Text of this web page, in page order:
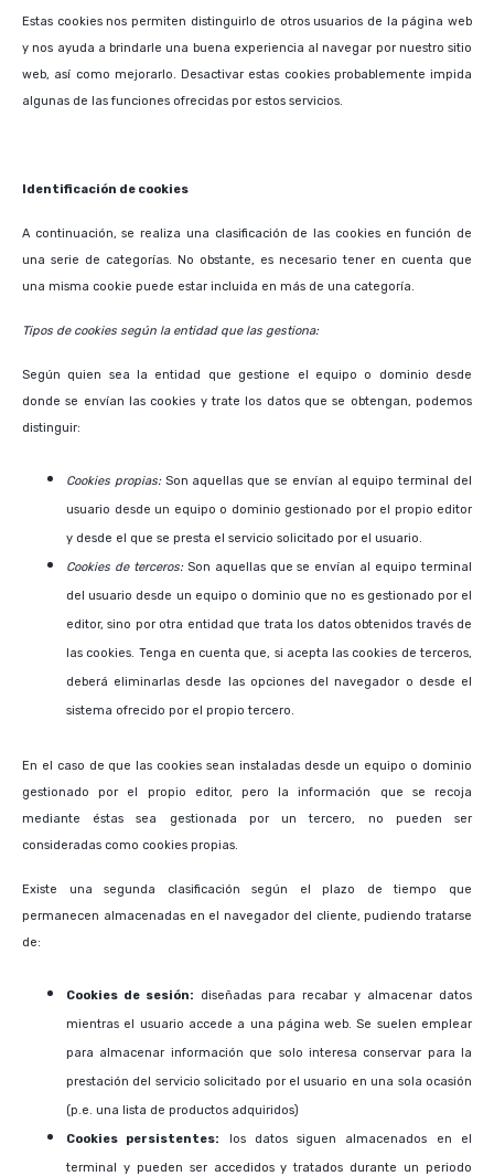
Estas cookies nos permiten distinguirlo de otros usuarios de la página web
y nos ayuda a brindarle una buena experiencia al navegar por nuestro sitio
web, así como mejorarlo. Desactivar estas cookies probablemente impida
algunas de las funciones ofrecidas por estos servicios.
Identificación de cookies
A continuación, se realiza una clasificación de las cookies en función de
una serie de categorías. No obstante, es necesario tener en cuenta que
una misma cookie puede estar incluida en más de una categoría.
Tipos de cookies según la entidad que las gestiona:
Según quien sea la entidad que gestione el equipo o dominio desde
donde se envían las cookies y trate los datos que se obtengan, podemos
distinguir:
Cookies propias:Son aquellas que se envían al equipo terminal del
usuario desde un equipo o dominio gestionado por el propio editor
y desde el que se presta el servicio solicitado por el usuario.
Cookies de terceros:Son aquellas que se envían al equipo terminal
del usuario desde un equipo o dominio que no es gestionado por el
editor, sino por otra entidad que trata los datos obtenidos través de
las cookies. Tenga en cuenta que, si acepta las cookies de terceros,
deberá eliminarlas desde las opciones del navegador o desde el
sistema ofrecido por el propio tercero.
En el caso de que las cookies sean instaladas desde un equipo o dominio
gestionado por el propio editor, pero la información que se recoja
mediante éstas sea gestionada por un tercero, no pueden ser
consideradas como cookies propias.
Existe una segunda clasificación según el plazo de tiempo que
permanecen almacenadas en el navegador del cliente, pudiendo tratarse
de:
Cookies de sesión: diseñadas para recabar y almacenar datos
mientras el usuario accede a una página web. Se suelen emplear
para almacenar información que solo interesa conservar para la
prestación del servicio solicitado por el usuario en una sola ocasión
(p.e. una lista de productos adquiridos)
Cookies persistentes: los datos siguen almacenados en el
terminal y pueden ser accedidos y tratados durante un periodo